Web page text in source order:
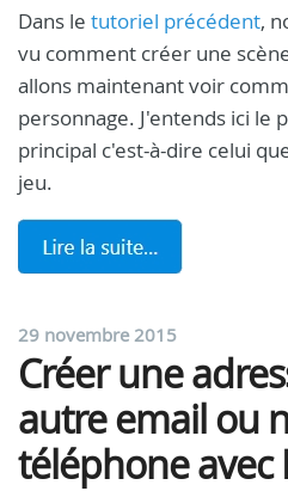
Dans le tutoriel précédent,
vu comment créer une
allons maintenant voir
personnage. J'entends ici le
principal c'est-à-dire celui
jeu.
29 novembre 2015
Créer une
autre email ou
téléphone avec